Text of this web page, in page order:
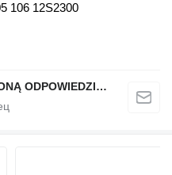
106 12S2300
QINDITO SPÓŁKA Z OGRANICZONĄ ODPOWIEDZIALNOŚCIĄ